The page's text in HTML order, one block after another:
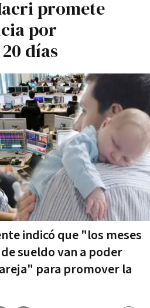
promete
por
días
indicó que "los meses
sueldo van a poder
para promover la